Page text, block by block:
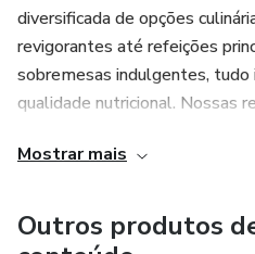
diversificada de opções
revigorantes até refeições
sobremesas indulgentes,
qualidade nutricional. Nossas
alimentação saudável,
Mostrar mais
Outros produtos